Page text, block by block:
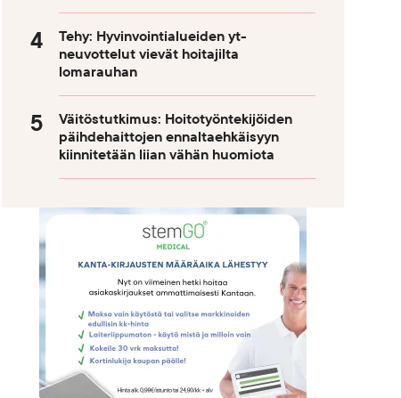
Tehy: Hyvinvointialueiden yt-
neuvottelut vievät hoitajilta
lomarauhan
Väitöstutkimus: Hoitotyöntekijöiden
päihdehaittojen ennaltaehkäisyyn
kiinnitetään liian vähän huomiota